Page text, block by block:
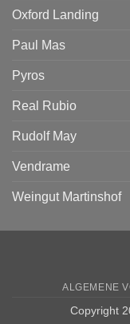
Oxford Landing
Paul Mas
Pyros
Real Rubio
Rudolf May
Vendrame
Weingut Martinshof
ALGEMENE
Copyright